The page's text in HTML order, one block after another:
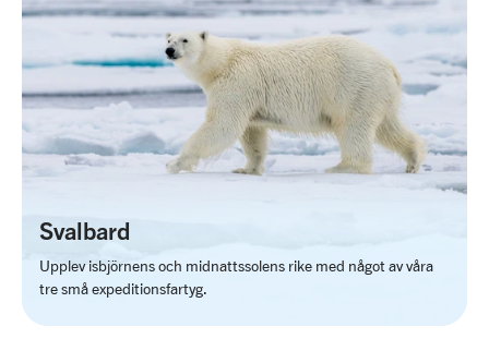
Svalbard
Upplev isbjörnens och midnattssolens rike med något av våra
tre små expeditionsfartyg.